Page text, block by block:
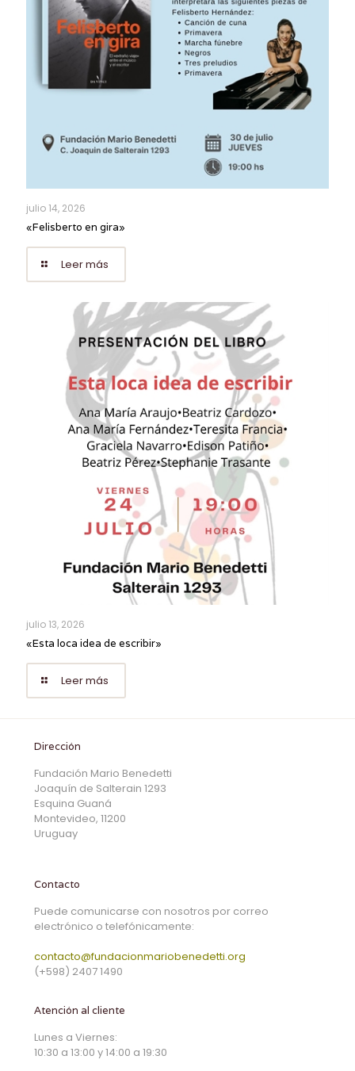
julio 14, 2026
«Felisberto en gira»
Leer más
julio 13, 2026
«Esta loca idea de escribir»
Leer más
Dirección
Fundación Mario Benedetti
Joaquín de Salterain 1293
Esquina Guaná
Montevideo, 11200
Uruguay
Contacto
Puede comunicarse con nosotros por correo
electrónico o telefónicamente:
contacto@fundacionmariobenedetti.org
(+598) 2407 1490
Atención al cliente
Lunes a Viernes:
10:30 a 13:00 y 14:00 a 19:30